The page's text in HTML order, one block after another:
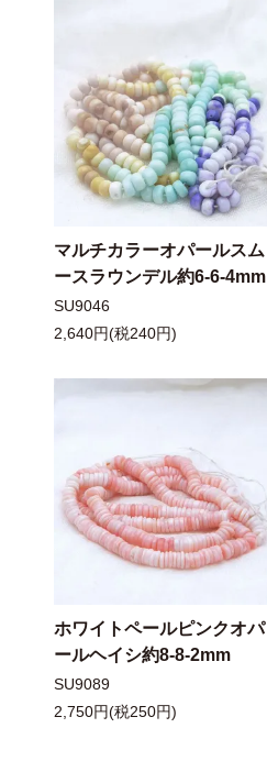
マルチカラーオパールスム
ースラウンデル約6-6-4mm
SU9046
2,640円(税240円)
ホワイトペールピンクオパ
ールヘイシ約8-8-2mm
SU9089
2,750円(税250円)